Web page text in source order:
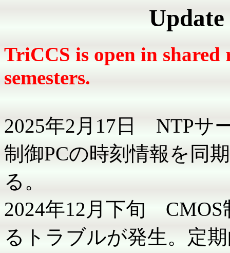
TriCCS is open in
semesters.
2025年2月17日 NTPサ
制御PCの時刻情報を同
る。
2024年12月下旬 CMOS
るトラブルが発生。定